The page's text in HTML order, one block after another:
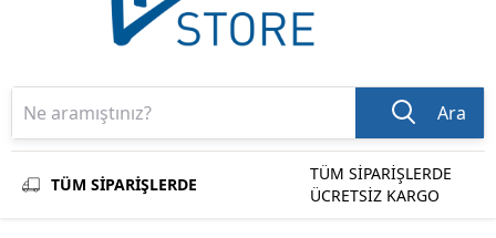
Ara
TÜM SİPARİŞLERDE
TÜM SİPARİŞLERDE
ÜCRETSİZ KARGO